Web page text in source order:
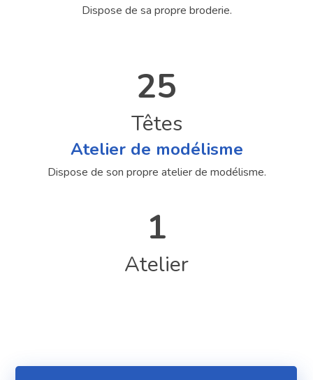
Dispose de sa propre broderie.
25
Têtes
Atelier de modélisme
Dispose de son propre atelier de modélisme.
1
Atelier